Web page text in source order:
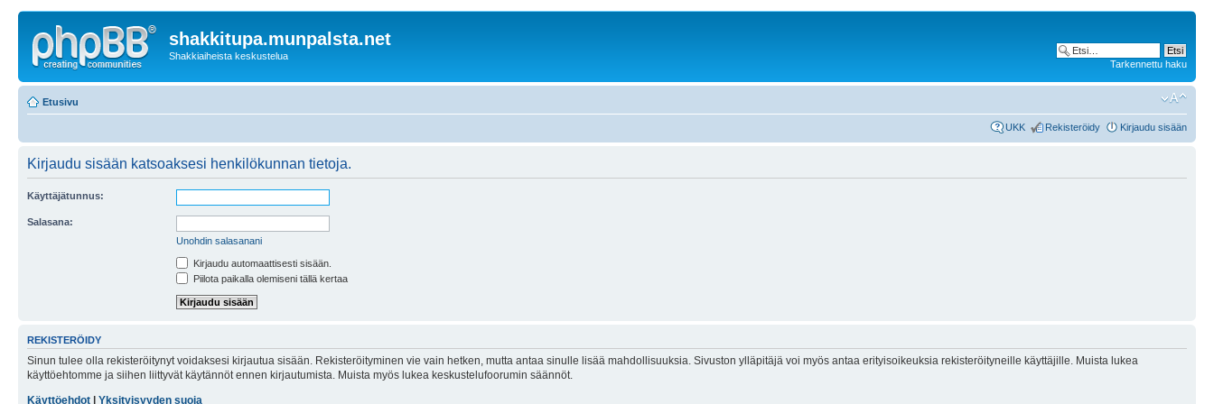
shakkitupa.munpalsta.net
Shakkiaiheista keskustelua
Tarkennettu haku
Etusivu
UKK Rekisteröidy Kirjaudu sisään
Kirjaudu sisään katsoaksesi henkilökunnan tietoja.
Käyttäjätunnus:
Salasana:
Unohdin salasanani
Kirjaudu automaattisesti sisään.
Piilota paikalla olemiseni tällä kertaa
REKISTERÖIDY
Sinun tulee olla rekisteröitynyt voidaksesi kirjautua sisään. Rekisteröityminen vie vain hetken, mutta antaa sinulle lisää mahdollisuuksia. Sivuston ylläpitäjä voi myös antaa erityisoikeuksia rekisteröityneille käyttäjille. Muista lukea
käyttöehtomme ja siihen liittyvät käytännöt ennen kirjautumista. Muista myös lukea keskustelufoorumin säännöt.
Käyttöehdot
Yksityisyyden suoja